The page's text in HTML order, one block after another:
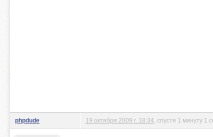
phpdude 19 октября 2009 г. 18:34 , спустя 1 минуту 1